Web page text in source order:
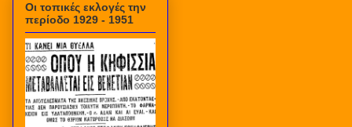
Οι τοπικές εκλογές την
περίοδο 1929 - 1951